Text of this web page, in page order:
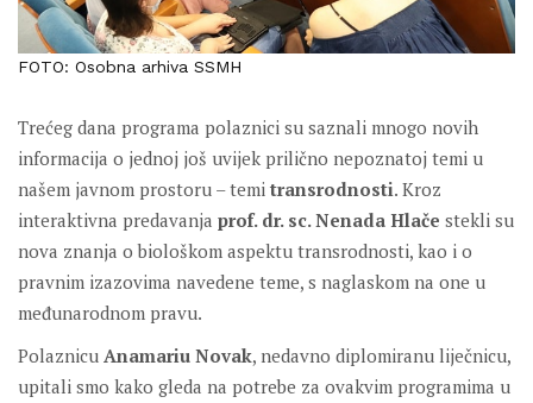
FOTO: Osobna arhiva SSMH
Trećeg dana programa polaznici su saznali mnogo novih
informacija o jednoj još uvijek prilično nepoznatoj temi u
našem javnom prostoru – temi transrodnosti. Kroz
interaktivna predavanja prof. dr. sc. Nenada Hlače stekli su
nova znanja o biološkom aspektu transrodnosti, kao i o
pravnim izazovima navedene teme, s naglaskom na one u
međunarodnom pravu.
Polaznicu Anamariu Novak, nedavno diplomiranu liječnicu,
upitali smo kako gleda na potrebe za ovakvim programima u